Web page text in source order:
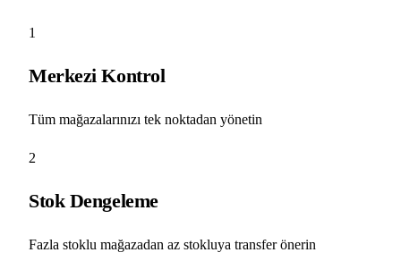
1
Merkezi Kontrol
Tüm mağazalarınızı tek noktadan yönetin
2
Stok Dengeleme
Fazla stoklu mağazadan az stokluya transfer önerin